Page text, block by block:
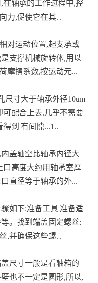
在轴承的工作过程中,控
力,促使它在其...
对运动位置,起支承或
支撑机械旋转体,用以
摩擦系数,按运动元...
尺寸大于轴承外径10um
可配合上去,几乎不需要
到,有间隙...1...
盖轴空比轴承内径大
口高度大约用轴承室厚
直径等于轴承的外...
如下:准备工具:准备适
。找到端盖固定螺丝:
,并确保这些螺...
尺寸一般是看轴箱的
也不一定是圆形,所以,